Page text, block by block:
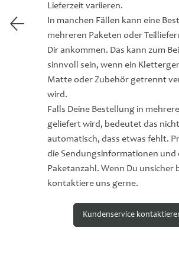
Lieferzeit variieren.
In manchen Fällen kann eine
mehreren Paketen oder
Dir ankommen. Das kann zum
sinnvoll sein, wenn ein
Matte oder Zubehör getrennt
wird.
Falls Deine Bestellung in
geliefert wird, bedeutet das nicht
automatisch, dass etwas fehlt.
die Sendungsinformationen und
Paketanzahl. Wenn Du unsicher
kontaktiere uns gerne.
Kundenservice